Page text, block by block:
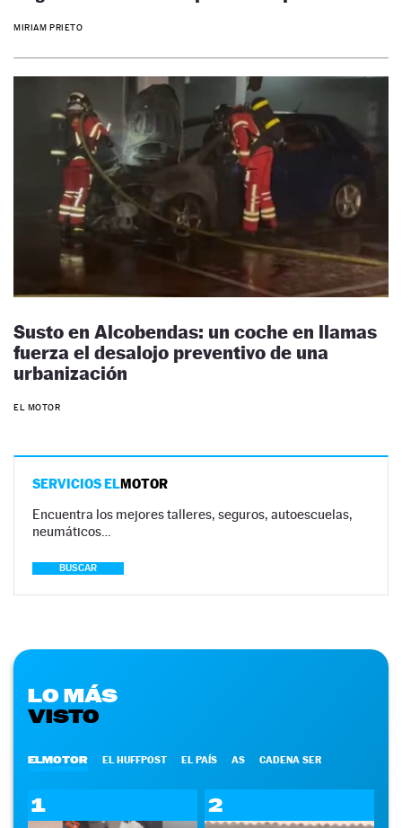
MIRIAM PRIETO
Susto en Alcobendas: un coche en llamas
fuerza el desalojo preventivo de una
urbanización
EL MOTOR
SERVICIOS ELMOTOR
Encuentra los mejores talleres, seguros, autoescuelas,
neumáticos…
BUSCAR
LO MÁS
VISTO
ELMOTOR EL HUFFPOST EL PAÍS AS CADENA SER
1 2